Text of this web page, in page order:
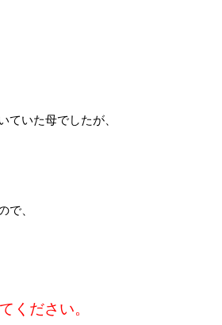
ていた母でしたが、
で、
ください。